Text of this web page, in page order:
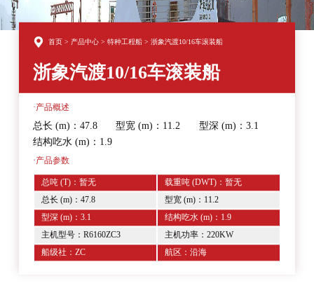
首页 > 产品中心 > 特种工程船 > 浙象汽渡10/16车滚装船
浙象汽渡10/16车滚装船
·产品概述
总长 (m)： 47.8 型宽 (m)： 11.2 型深 (m)：3.1
结构吃水 (m)： 1.9
·产品参数
总吨 (T)：暂无
载重吨 (DWT)：暂无
总长 (m)：47.8
型宽 (m)：11.2
型深 (m)：3.1
结构吃水 (m)：1.9
主机型号：R6160ZC3 主机功率：220KW
船级社：ZC
航区：沿海